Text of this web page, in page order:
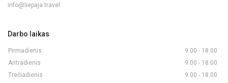
info@liepaja.travel
Darbo laikas
Pirmadienis
9.00 - 18.00
Antradienis
9.00 - 18.00
Trečiadienis
9.00 - 18.00